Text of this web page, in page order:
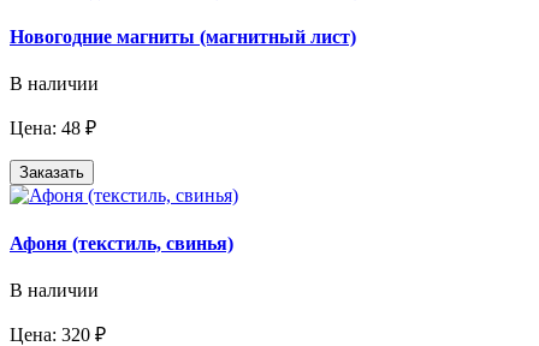
Новогодние магниты (магнитный лист)
В наличии
Цена: 48 ₽
Заказать
Афоня (текстиль, свинья)
В наличии
Цена: 320 ₽